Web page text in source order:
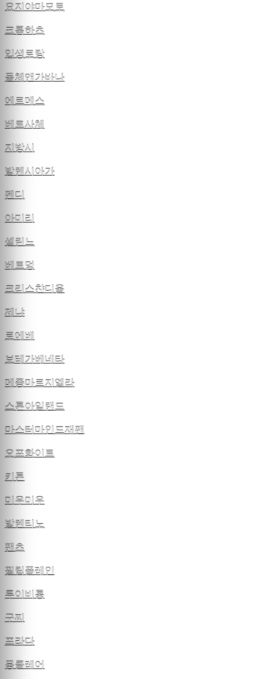
요지야마모토
크롬하츠
입생로랑
돌체앤가바나
에르메스
베르사체
지방시
발렌시아가
펜디
아미리
셀린느
베트멍
크리스챤디올
제냐
로에베
보테가베네타
메종마르지엘라
스톤아일랜드
마스터마인드재팬
오프화이트
키톤
미우미우
발렌티노
팬츠
필립플레인
루이비통
구찌
프라다
몽클레어